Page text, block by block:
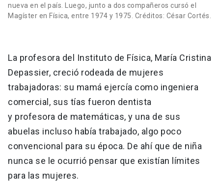
nueva en el país. Luego, junto a dos compañeros cursó el
Magíster en Física, entre 1974 y 1975. Créditos: César Cortés.
La profesora del Instituto de Física, María Cristina
Depassier, creció rodeada de mujeres
trabajadoras: su mamá ejercía como ingeniera
comercial, sus tías fueron dentista
y profesora de matemáticas, y una de sus
abuelas incluso había trabajado, algo poco
convencional para su época. De ahí que de niña
nunca se le ocurrió pensar que existían límites
para las mujeres.